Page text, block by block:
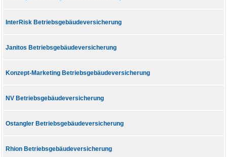
InterRisk Betriebsgebäudeversicherung
Janitos Betriebsgebäudeversicherung
Konzept-Marketing Betriebsgebäudeversicherung
NV Betriebsgebäudeversicherung
Ostangler Betriebsgebäudeversicherung
Rhion Betriebsgebäudeversicherung